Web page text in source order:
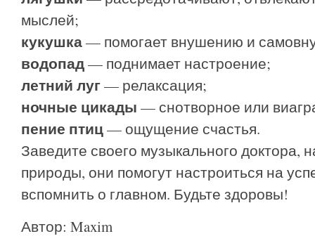
мыслей;
кукушка— помогает внушению и
водопад— поднимает настроение;
летний луг— релаксация;
ночные цикады — снотворное или
пение птиц— ощущение счастья.
Заведите своего музыкального доктора,
природы, они помогут настроиться на
вспомнить о главном. Будьте здоровы!
Автор: Maxim